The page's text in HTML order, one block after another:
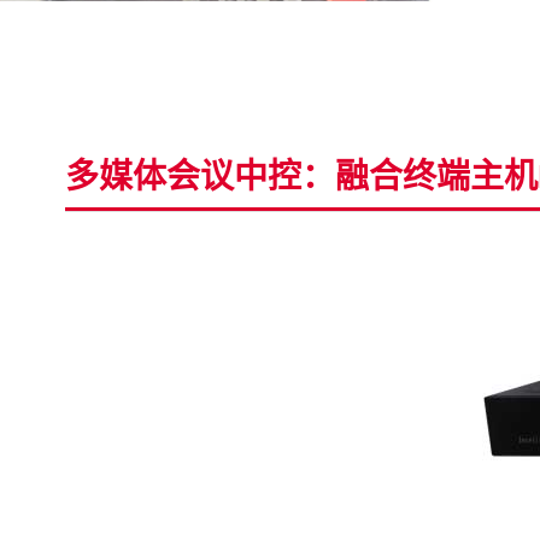
多媒体会议中控：融合终端主